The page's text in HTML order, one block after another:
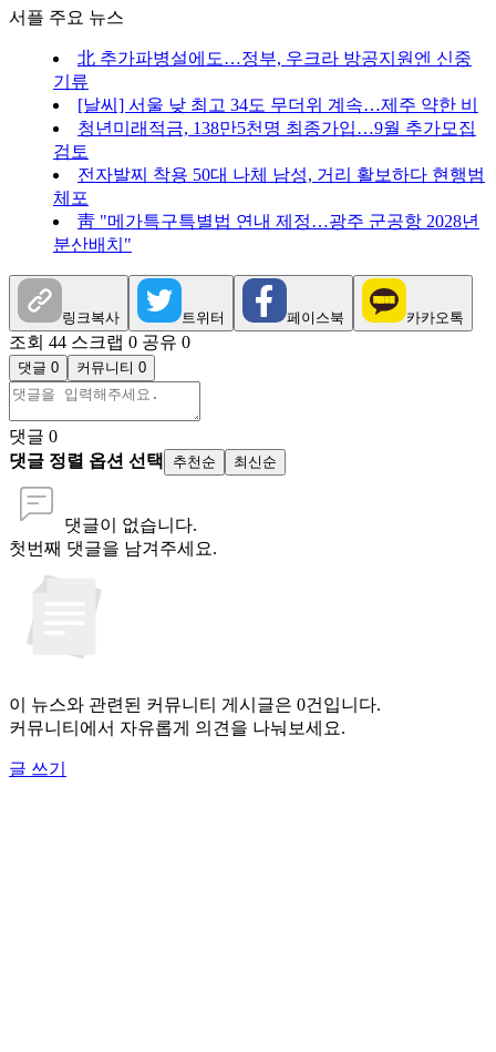
서플 주요 뉴스
北 추가파병설에도…정부, 우크라 방공지원엔 신중
기류
[날씨] 서울 낮 최고 34도 무더위 계속…제주 약한 비
청년미래적금, 138만5천명 최종가입…9월 추가모집
검토
전자발찌 착용 50대 나체 남성, 거리 활보하다 현행범
체포
靑 "메가특구특별법 연내 제정…광주 군공항 2028년
분산배치"
링크복사 트위터 페이스북 카카오톡
조회 44 스크랩 0 공유 0
댓글 0 커뮤니티 0
댓글 0
댓글 정렬 옵션 선택
추천순 최신순
댓글이 없습니다.
첫번째 댓글을 남겨주세요.
이 뉴스와 관련된 커뮤니티 게시글은 0건입니다.
커뮤니티에서 자유롭게 의견을 나눠보세요.
글 쓰기